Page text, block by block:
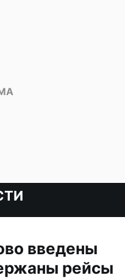
введены
рейсы